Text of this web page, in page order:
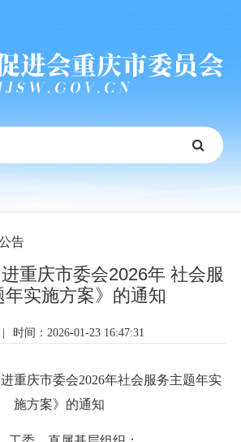
告
重庆市委会2026年 社会服
年实施方案》的通知
时间：2026-01-23 16:47:31
重庆市委会2026年社会服务主题年实
施方案》的通知